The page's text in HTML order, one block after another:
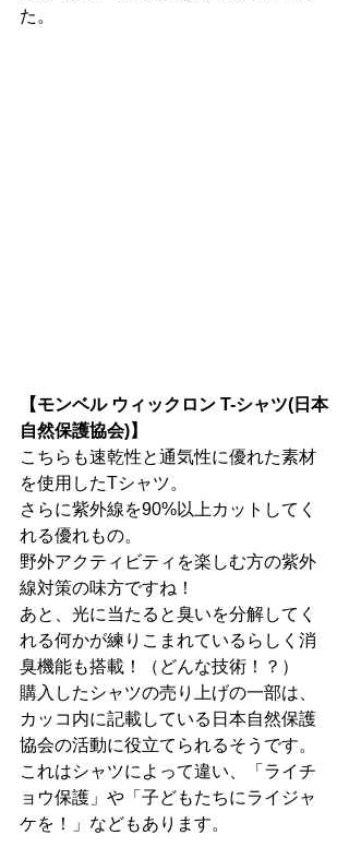
た。
【モンベル ウィックロン T-シャツ(日本
自然保護協会)】
こちらも速乾性と通気性に優れた素材
を使用したTシャツ。
さらに紫外線を90%以上カットしてく
れる優れもの。
野外アクティビティを楽しむ方の紫外
線対策の味方ですね！
あと、光に当たると臭いを分解してく
れる何かが練りこまれているらしく消
臭機能も搭載！（どんな技術！？）
購入したシャツの売り上げの一部は、
カッコ内に記載している日本自然保護
協会の活動に役立てられるそうです。
これはシャツによって違い、「ライチ
ョウ保護」や「子どもたちにライジャ
ケを！」などもあります。